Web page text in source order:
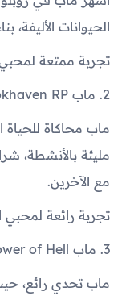
الحيوانات الأليفة،
تجربة ممتعة لمحبي
2. ماب Brookhaven RP
ماب محاكاة
مليئة بالأنشطة،
مع الآخرين.
تجربة رائعة لمحبي
3. ماب Tower of Hell
ماب تحدي رائع،